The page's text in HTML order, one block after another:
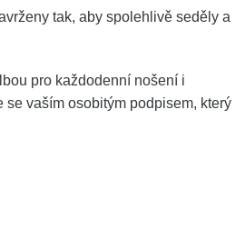
tak, aby spolehlivě seděly a
pro každodenní nošení i
se vaším osobitým podpisem, který